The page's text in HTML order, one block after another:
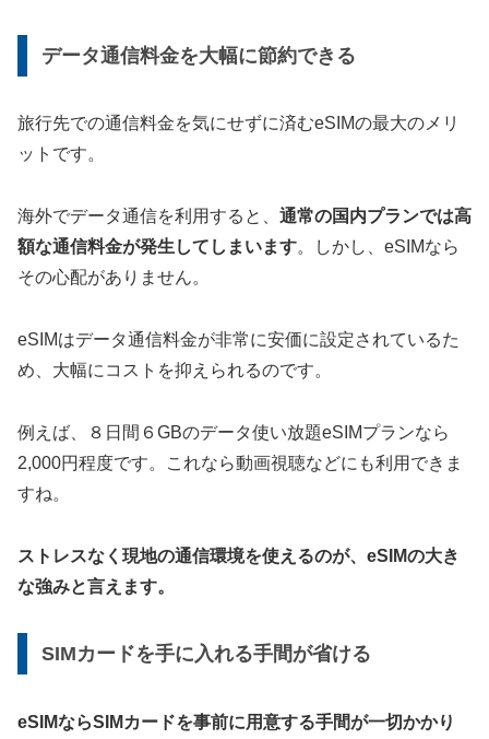
データ通信料金を大幅に節約できる
旅行先での通信料金を気にせずに済むeSIMの最大のメリ
ットです。
海外でデータ通信を利用すると、 通常の国内プランでは高
額な通信料金が発生してしまいます。しかし、eSIMなら
その心配がありません。
eSIMはデータ通信料金が非常に安価に設定されているた
め、大幅にコストを抑えられるのです。
例えば、８日間６GBのデータ使い放題eSIMプランなら
2,000円程度です。これなら動画視聴などにも利用できま
すね。
ストレスなく現地の通信環境を使えるのが、eSIMの大き
な強みと言えます。
SIMカードを手に入れる手間が省ける
eSIMならSIMカードを事前に用意する手間が一切かかり